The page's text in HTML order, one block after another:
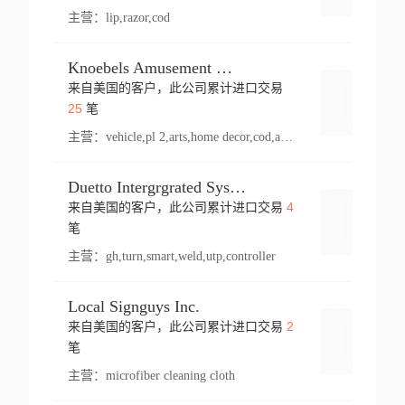
主营： lip,razor,cod
Knoebels Amusement Resort
来自美国的客户，此公司累计进口交易
25笔
主营： vehicle,pl 2,arts,home decor,cod,amusement ride,sea
Duetto Intergrgrated Systems Inc.
来自美国的客户，此公司累计进口交易 4
笔
主营： gh,turn,smart,weld,utp,controller
Local Signguys Inc.
来自美国的客户，此公司累计进口交易 2
笔
主营： microfiber cleaning cloth